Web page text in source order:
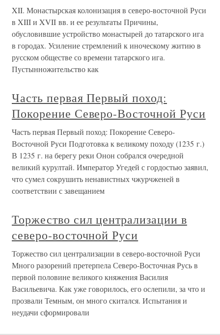
XII. Монастырская колонизация в северо-восточной Руси
в XIII и XVII вв. и ее результаты Причины,
обусловившие устройство монастырей до татарского ига
в городах. Усиление стремлений к иноческому житию в
русском обществе со времени татарского ига.
Пустынножительство как
Часть первая Первый поход:
Покорение Северо-Восточной Руси
Часть первая Первый поход: Покорение Северо-
Восточной Руси Подготовка к великому походу (1235 г.)
В 1235 г. на берегу реки Онон собрался очередной
великий курултай. Император Угедей с гордостью заявил,
что сумел сокрушить ненавистных чжурчженей в
соответствии с завещанием
Торжество сил централизации в
северо-восточной Руси
Торжество сил централизации в северо-восточной Руси
Много разорений претерпела Северо-Восточная Русь в
первой половине великого княжения Василия
Васильевича. Как уже говорилось, его ослепили, за что и
прозвали Темным, он много скитался. Испытания и
неудачи сформировали